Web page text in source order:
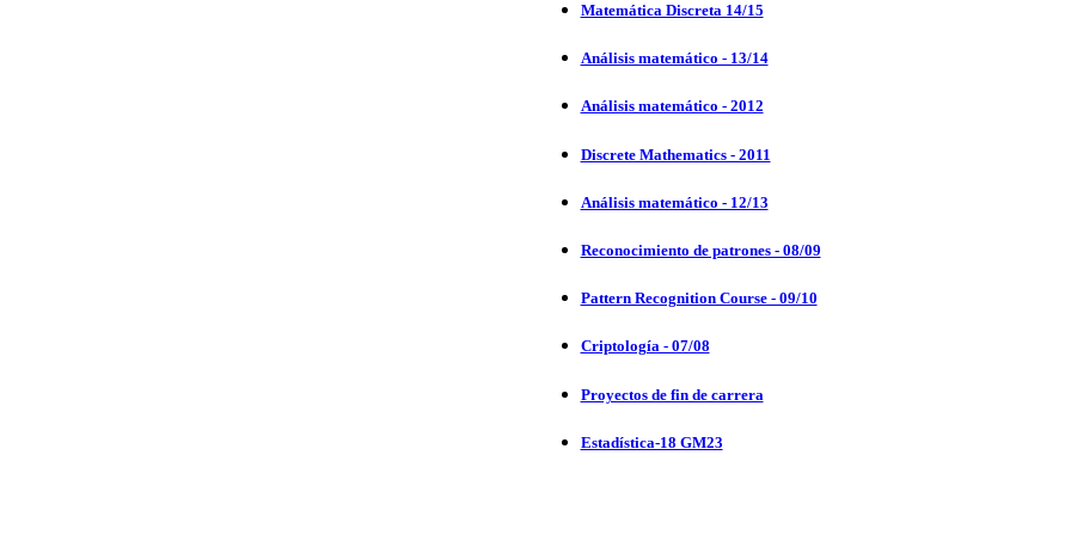
Matemática Discreta 14/15
Análisis matemático - 13/14
Análisis matemático - 2012
Discrete Mathematics - 2011
Análisis matemático - 12/13
Reconocimiento de patrones - 08/09
Pattern Recognition Course - 09/10
Criptología - 07/08
Proyectos de fin de carrera
Estadística-18 GM23